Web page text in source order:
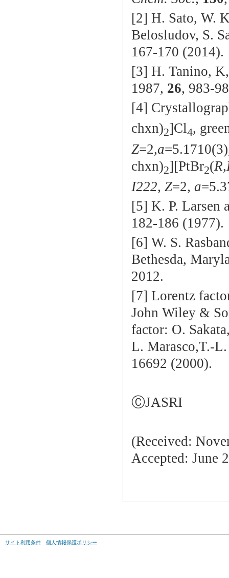
[2] H. Sato, W.
Belosludov, S.
167-170 (2014).
[3] H. Tanino,
1987, 26, 983-
[4]
chxn)2]Cl4,
Z=2,a
chxn)2][PtBr2(R,
I222, Z=2, a
[5] K. P. Larsen
182-186 (1977).
[6] W. S.
Bethesda,
2012.
[7] Lorentz
John Wiley &
factor: O.
L. Marasco,T.-
16692 (2000).
ⒸJASRI
(Received:
Accepted: June
サイト利用条件 個人情報保護ポリシー